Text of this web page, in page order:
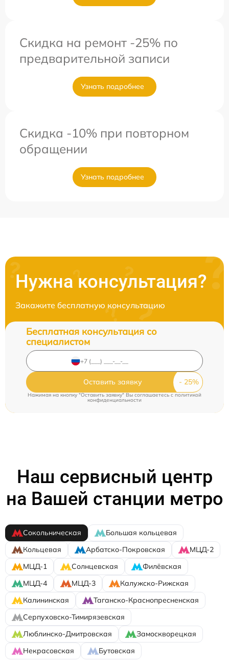
Скидка на ремонт -25% по
предварительной записи
Узнать подробнее
Скидка -10% при повторном
обращении
Узнать подробнее
Нужна консультация?
Закажите бесплатную консультацию
Бесплатная консультация со
специалистом
Оставить заявку
Нажимая на кнопку "Оставить заявку" Вы соглашаетесь c политикой
конфиденциальности
Наш сервисный центр
на Вашей станции метро
Сокольническая
Большая кольцевая
Кольцевая
Арбатско-Покровская
МЦД-2
МЦД-1
Солнцевская
Филёвская
МЦД-4
МЦД-3
Калужско-Рижская
Калининская
Таганско-Краснопресненская
Серпуховско-Тимирязевская
Люблинско-Дмитровская
Замоскворецкая
Некрасовская
Бутовская